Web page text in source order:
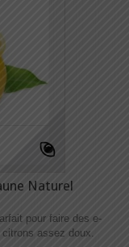
Naturel
pour faire des e-
assez doux.